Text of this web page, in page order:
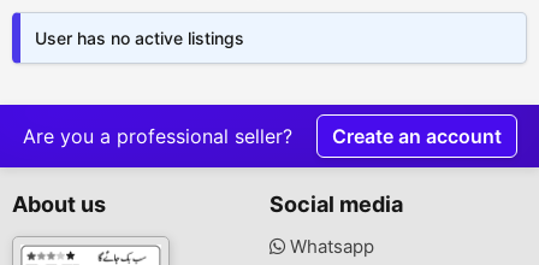
User has no active listings
Are you a professional seller? Create an account
About us Social media
Whatsapp